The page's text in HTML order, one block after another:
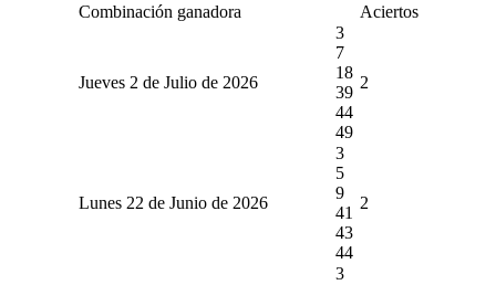
Combinación ganadora Aciertos
Jueves 2 de Julio de 2026
3
7
18
39
44
49
2
Lunes 22 de Junio de 2026
3
5
9
41
43
44
2
3